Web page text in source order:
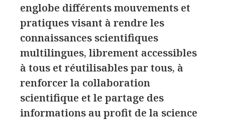
englobe différents mouvements et
pratiques visant à rendre les
connaissances scientifiques
multilingues, librement accessibles
à tous et réutilisables par tous, à
renforcer la collaboration
scientifique et le partage des
informations au profit de la science